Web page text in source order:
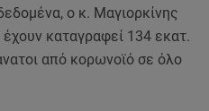
ο κ. Μαγιορκίνης
καταγραφεί 134 εκατ.
από κορωνοϊό σε όλο